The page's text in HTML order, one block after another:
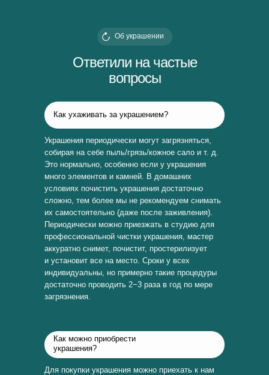
Ответили на частые
вопросы
Об украшении
Как ухаживать за украшением?
Украшения периодически могут загрязняться,
собирая на себе пыль/грязь/кожное сало и т. д.
Это нормально, особенно если у украшения
много элементов и камней. В домашних
условиях почистить украшения достаточно
сложно, тем более мы не рекомендуем снимать
их самостоятельно (даже после заживления).
Периодически можно приезжать в студию для
профессиональной чистки украшения, мастер
аккуратно снимет, почистит, простерилизует
и установит все на место. Сроки у всех
индивидуальны, но примерно такие процедуры
достаточно проводить 2−3 раза в год по мере
загрязнения.
Как можно приобрести
украшения?
Для покупки украшения можно приехать к нам